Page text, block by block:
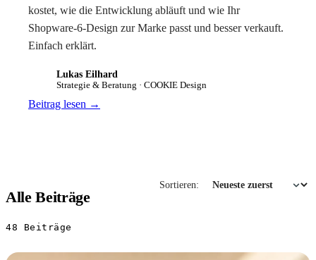
kostet, wie die Entwicklung abläuft und wie Ihr
Shopware-6-Design zur Marke passt und besser verkauft.
Einfach erklärt.
Lukas Eilhard
Strategie & Beratung · COOKIE Design
Beitrag lesen →
Alle Beiträge
48 Beiträge
Sortieren: